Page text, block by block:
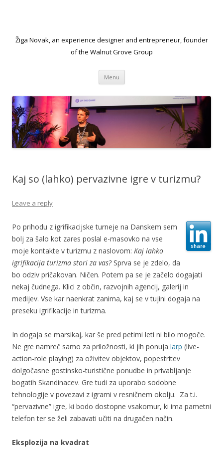
Žiga Novak, an experience designer and entrepreneur, founder
of the Walnut Grove Group
Menu Skip to content
Kaj so (lahko) pervazivne igre v turizmu?
Leave a reply
Po prihodu z igrifikacijske turneje na Danskem sem
bolj za šalo kot zares poslal e-masovko na vse
moje kontakte v turizmu z naslovom: Kaj lahko
igrifikacija turizma stori za vas?Sprva se je zdelo, da
bo odziv pričakovan. Ničen. Potem pa se je začelo dogajati
nekaj čudnega. Klici z občin, razvojnih agencij, galerij in
medijev. Vse kar naenkrat zanima, kaj se v tujini dogaja na
preseku igrifikacije in turizma.
In dogaja se marsikaj, kar še pred petimi leti ni bilo mogoče.
Ne gre namreč samo za priložnosti, ki jih ponuja larp (live-
action-role playing) za oživitev objektov, popestritev
dolgočasne gostinsko-turistične ponudbe in privabljanje
bogatih Skandinacev. Gre tudi za uporabo sodobne
tehnologije v povezavi z igrami v resničnem okolju. Za t.i.
“pervazivne” igre, ki bodo dostopne vsakomur, ki ima pametni
telefon ter se želi zabavati učiti na drugačen način.
Eksplozija na kvadrat